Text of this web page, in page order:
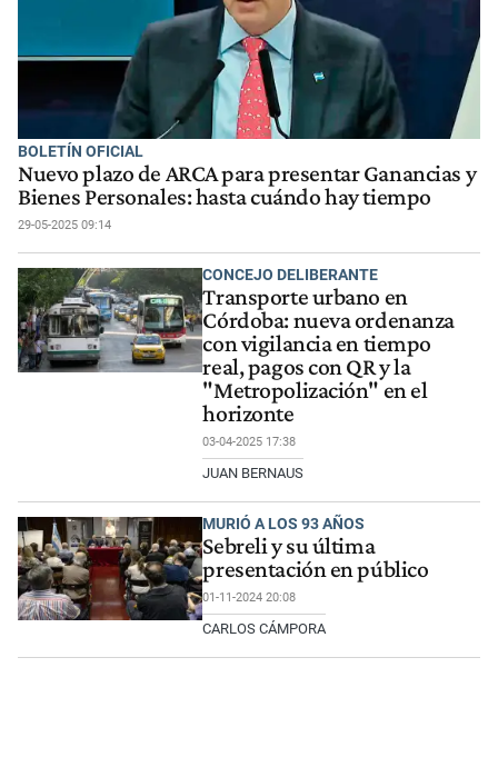
BOLETÍN OFICIAL
Nuevo plazo de ARCA para presentar Ganancias y
Bienes Personales: hasta cuándo hay tiempo
29-05-2025 09:14
CONCEJO DELIBERANTE
Transporte urbano en
Córdoba: nueva ordenanza
con vigilancia en tiempo
real, pagos con QR y la
"Metropolización" en el
horizonte
03-04-2025 17:38
JUAN BERNAUS
MURIÓ A LOS 93 AÑOS
Sebreli y su última
presentación en público
01-11-2024 20:08
CARLOS CÁMPORA